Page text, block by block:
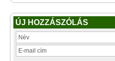
ÚJ HOZZÁSZÓLÁS